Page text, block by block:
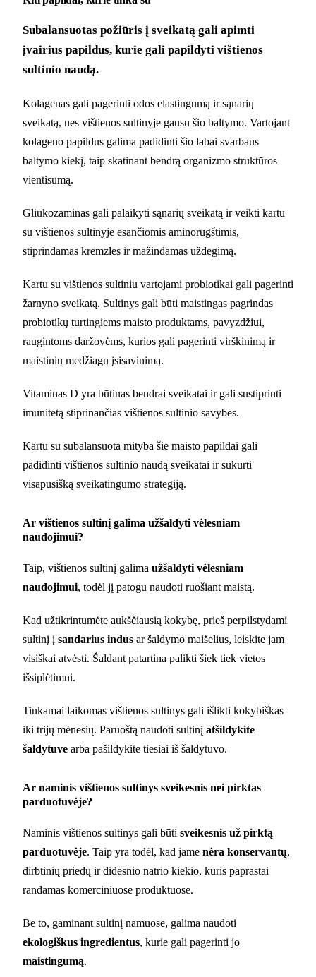
Subalansuotas požiūris į sveikatą gali apimti
įvairius papildus, kurie gali papildyti vištienos
sultinio naudą.
Kolagenas gali pagerinti odos elastingumą ir sąnarių
sveikatą, nes vištienos sultinyje gausu šio baltymo. Vartojant
kolageno papildus galima padidinti šio labai svarbaus
baltymo kiekį, taip skatinant bendrą organizmo struktūros
vientisumą.
Gliukozaminas gali palaikyti sąnarių sveikatą ir veikti kartu
su vištienos sultinyje esančiomis aminorūgštimis,
stiprindamas kremzles ir mažindamas uždegimą.
Kartu su vištienos sultiniu vartojami probiotikai gali pagerinti
žarnyno sveikatą. Sultinys gali būti maistingas pagrindas
probiotikų turtingiems maisto produktams, pavyzdžiui,
raugintoms daržovėms, kurios gali pagerinti virškinimą ir
maistinių medžiagų įsisavinimą.
Vitaminas D yra būtinas bendrai sveikatai ir gali sustiprinti
imunitetą stiprinančias vištienos sultinio savybes.
Kartu su subalansuota mityba šie maisto papildai gali
padidinti vištienos sultinio naudą sveikatai ir sukurti
visapusišką sveikatingumo strategiją.
Ar vištienos sultinį galima užšaldyti vėlesniam
naudojimui?
Taip, vištienos sultinį galima užšaldyti vėlesniam
naudojimui, todėl jį patogu naudoti ruošiant maistą.
Kad užtikrintumėte aukščiausią kokybę, prieš perpilstydami
sultinį į sandarius indus ar šaldymo maišelius, leiskite jam
visiškai atvėsti. Šaldant patartina palikti šiek tiek vietos
išsiplėtimui.
Tinkamai laikomas vištienos sultinys gali išlikti kokybiškas
iki trijų mėnesių. Paruoštą naudoti sultinį atšildykite
šaldytuve arba pašildykite tiesiai iš šaldytuvo.
Ar naminis vištienos sultinys sveikesnis nei pirktas
parduotuvėje?
Naminis vištienos sultinys gali būti sveikesnis už pirktą
parduotuvėje. Taip yra todėl, kad jame nėra konservantų,
dirbtinių priedų ir didesnio natrio kiekio, kuris paprastai
randamas komerciniuose produktuose.
Be to, gaminant sultinį namuose, galima naudoti
ekologiškus ingredientus, kurie gali pagerinti jo
maistingumą.